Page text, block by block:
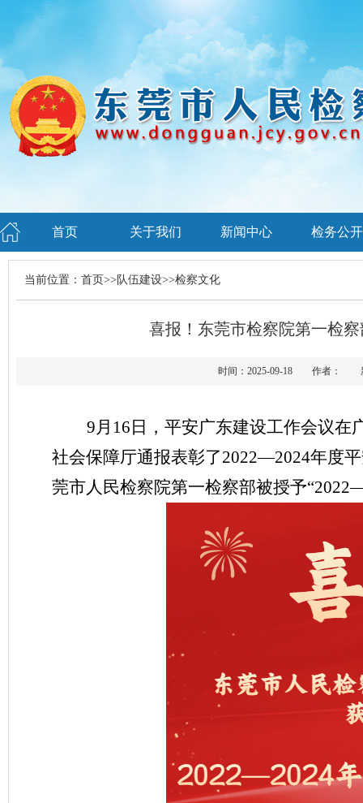
首页 关于我们 新闻中心 检务公开
当前位置： 首页>> 队伍建设>>检察文化
喜报！东莞市检察院第一检
时间：2025-09-18 作者：
9月16日，平安广东建设工作会议在
社会保障厅通报表彰了2022—2024年度
莞市人民检察院第一检察部被授予